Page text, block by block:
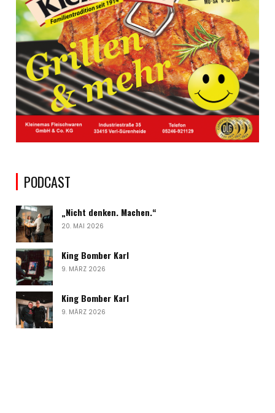
PODCAST
„Nicht denken. Machen.“
20. MAI 2026
King Bomber Karl
9. MÄRZ 2026
King Bomber Karl
9. MÄRZ 2026